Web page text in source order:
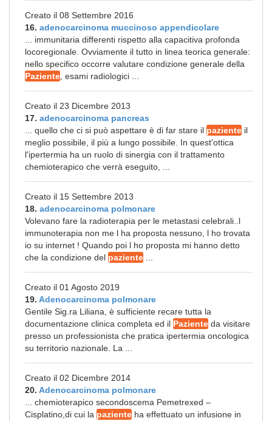
Creato il 08 Settembre 2016
16. adenocarcinoma muccinoso appendicolare
... immunitaria differenti rispetto alla capacitiva profonda
locoregionale. Ovviamente il tutto in linea teorica generale:
nello specifico occorre valutare condizione generale della
Paziente , esami radiologici ...
Creato il 23 Dicembre 2013
17. adenocarcinoma pancreas
... quello che ci si può aspettare è di far stare il paziente il
meglio possibile, il più a lungo possibile. In quest'ottica
l'ipertermia ha un ruolo di sinergia con il trattamento
chemioterapico che verrà eseguito, ...
Creato il 15 Settembre 2013
18. adenocarcinoma polmonare
Volevano fare la radioterapia per le metastasi celebrali..l
immunoterapia non me l ha proposta nessuno, l ho trovata
io su internet ! Quando poi l ho proposta mi hanno detto
che la condizione del paziente
Creato il 01 Agosto 2019
19. Adenocarcinoma polmonare
Gentile Sig.ra Liliana, è sufficiente recare tutta la
documentazione clinica completa ed il Paziente da visitare
presso un professionista che pratica ipertermia oncologica
su territorio nazionale. La ...
Creato il 02 Dicembre 2014
20. Adenocarcinoma polmonare
... chemioterapico secondoscema Pemetrexed –
Cisplatino,di cui la paziente ha effettuato un infusione in